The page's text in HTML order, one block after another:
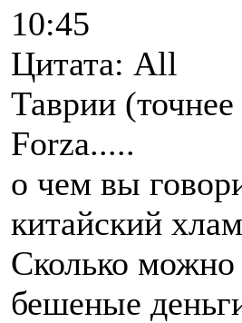
10:45
Цитата: All
Таврии
Forza.....
о чем вы
китайский
Сколько можно
бешеные